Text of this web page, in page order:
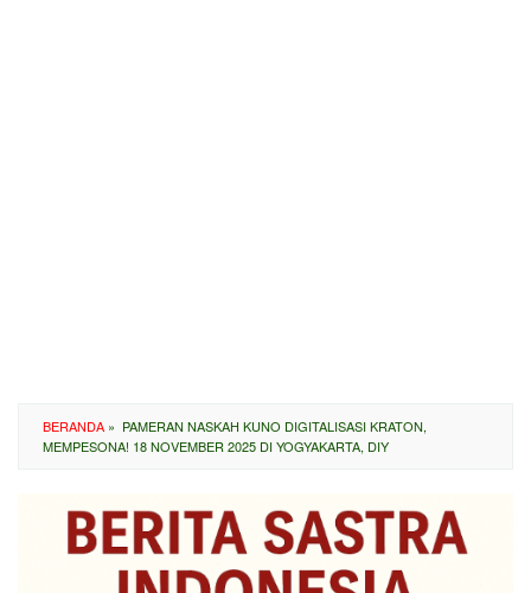
BERANDA » ️ PAMERAN NASKAH KUNO DIGITALISASI KRATON,
MEMPESONA! 18 NOVEMBER 2025 DI YOGYAKARTA, DIY